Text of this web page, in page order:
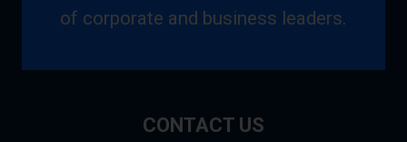
of corporate and business leaders.
CONTACT US